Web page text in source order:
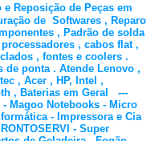
e Reposição de Peças em
de Softwares , Reparo
, Padrão de solda
, cabos flat ,
, fontes e coolers .
ponta . Atende Lenovo ,
, Acer , HP, Intel ,
, Baterias em Geral ---
Magoo Notebooks - Micro
- Impressora e Cia
- Super